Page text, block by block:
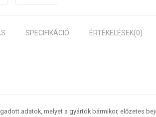
SPECIFIKÁCIÓ ÉRTÉKELÉSEK(0)
adatok, melyet a gyártók bármikor, előzetes